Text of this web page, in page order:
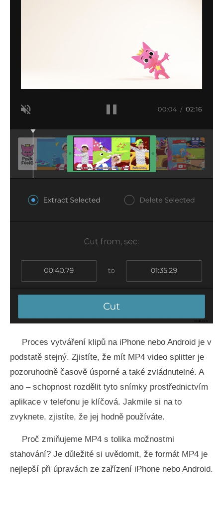
Proces vytváření klipů na iPhone nebo Android je v
podstatě stejný. Zjistíte, že mít MP4 video splitter je
pozoruhodně časově úsporné a také zvládnutelné. A
ano – schopnost rozdělit tyto snímky prostřednictvím
aplikace v telefonu je klíčová. Jakmile si na to
zvyknete, zjistíte, že jej hodně používáte.
Proč zmiňujeme MP4 s tolika možnostmi
stahování? Je důležité si uvědomit, že formát MP4 je
nejlepší při úpravách ze zařízení iPhone nebo Android.